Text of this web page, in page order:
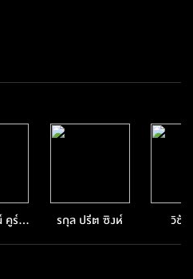
คูร์รา
รกุล ปรีต ซิงห์ วิชัย